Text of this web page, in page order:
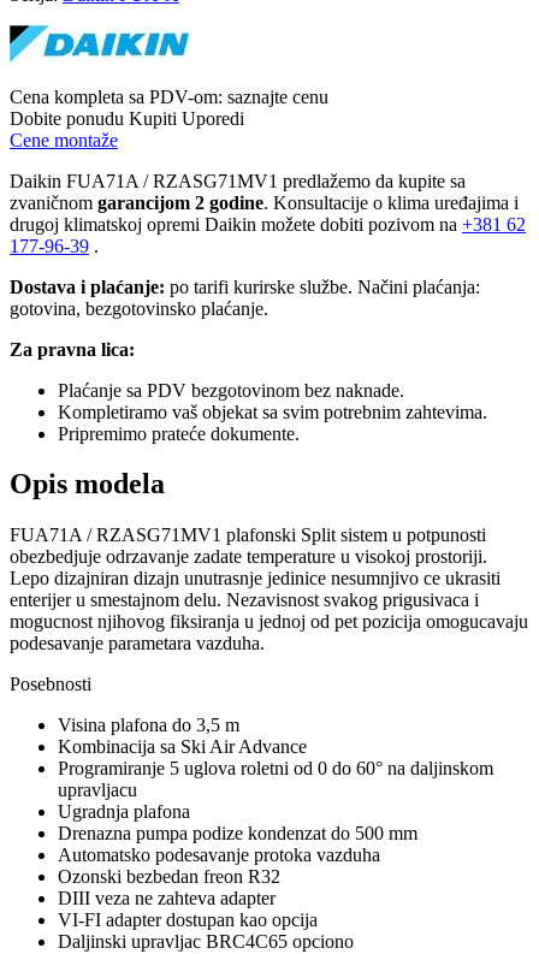
Cena kompleta sa PDV-om: saznajte cenu
Dobite ponudu Kupiti Uporedi
Cene montaže
Daikin FUA71A / RZASG71MV1 predlažemo da kupite sa
zvaničnom garancijom 2 godine. Konsultacije o klima uređajima i
drugoj klimatskoj opremi Daikin možete dobiti pozivom na +381 62
177-96-39 .
Dostava i plaćanje: po tarifi kurirske službe. Načini plaćanja:
gotovina, bezgotovinsko plaćanje.
Za pravna lica:
Plaćanje sa PDV bezgotovinom bez naknade.
Kompletiramo vaš objekat sa svim potrebnim zahtevima.
Pripremimo prateće dokumente.
Opis modela
FUA71A / RZASG71MV1 plafonski Split sistem u potpunosti
obezbedjuje odrzavanje zadate temperature u visokoj prostoriji.
Lepo dizajniran dizajn unutrasnje jedinice nesumnjivo ce ukrasiti
enterijer u smestajnom delu. Nezavisnost svakog prigusivaca i
mogucnost njihovog fiksiranja u jednoj od pet pozicija omogucavaju
podesavanje parametara vazduha.
Posebnosti
Visina plafona do 3,5 m
Kombinacija sa Ski Air Advance
Programiranje 5 uglova roletni od 0 do 60° na daljinskom
upravljacu
Ugradnja plafona
Drenazna pumpa podize kondenzat do 500 mm
Automatsko podesavanje protoka vazduha
Ozonski bezbedan freon R32
DIII veza ne zahteva adapter
VI-FI adapter dostupan kao opcija
Daljinski upravljac BRC4C65 opciono